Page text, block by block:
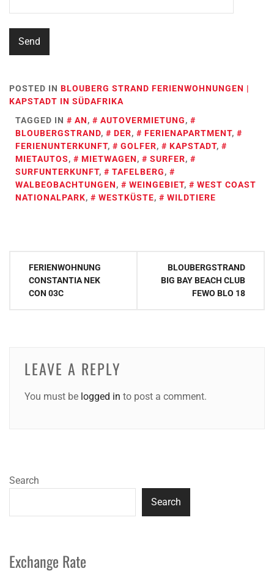
POSTED IN BLOUBERG STRAND FERIENWOHNUNGEN |
KAPSTADT IN SÜDAFRIKA
TAGGED IN
AN, AUTOVERMIETUNG,
BLOUBERGSTRAND, DER, FERIENAPARTMENT,
FERIENUNTERKUNFT, GOLFER, KAPSTADT,
MIETAUTOS, MIETWAGEN, SURFER,
SURFUNTERKUNFT, TAFELBERG,
WALBEOBACHTUNGEN, WEINGEBIET,
WEST COAST
NATIONALPARK, WESTKÜSTE, WILDTIERE
Post
navigation
FERIENWOHNUNG
CONSTANTIA NEK
CON 03C
BLOUBERGSTRAND
BIG BAY BEACH CLUB
FEWO BLO 18
LEAVE A REPLY
You must be logged in to post a comment.
Search
Search
Exchange Rate